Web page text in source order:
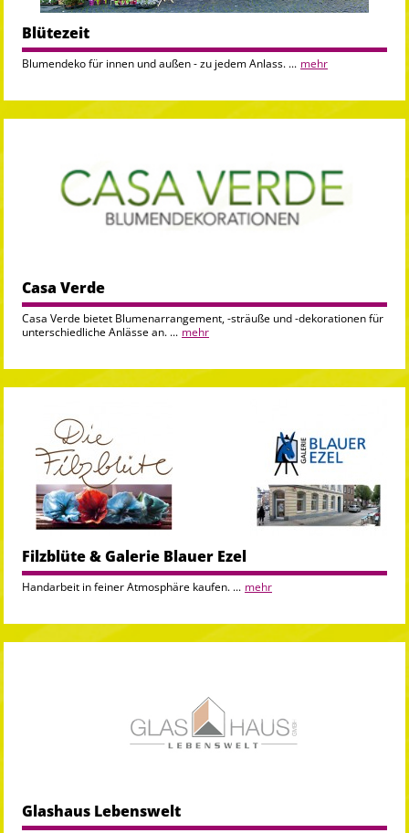
Blütezeit
Blumendeko für innen und außen - zu jedem Anlass. ... mehr
Casa Verde
Casa Verde bietet Blumenarrangement, -sträuße und -dekorationen für
unterschiedliche Anlässe an. ... mehr
Filzblüte & Galerie Blauer Ezel
Handarbeit in feiner Atmosphäre kaufen. ... mehr
Glashaus Lebenswelt